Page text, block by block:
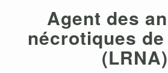
Agent des
nécrotiques
(LRNA)